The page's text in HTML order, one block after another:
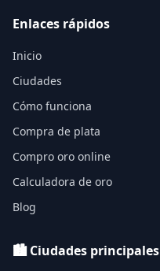
Enlaces rápidos
Inicio
Ciudades
Cómo funciona
Compra de plata
Compro oro online
Calculadora de oro
Blog
🏙️ Ciudades principales